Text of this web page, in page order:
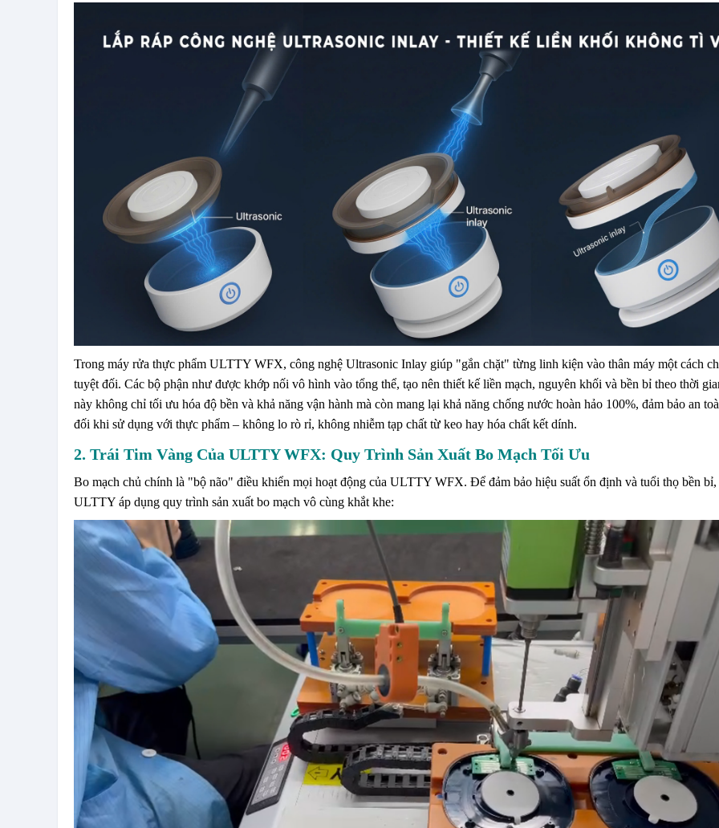
Trong máy rửa thực phẩm ULTTY WFX, công nghệ Ultrasonic Inlay giúp "gắn chặt" từng linh kiện vào thân máy một cách
tuyệt đối. Các bộ phận như được khớp nối vô hình vào tổng thể, tạo nên thiết kế liền mạch, nguyên khối và bền bỉ theo thời
này không chỉ tối ưu hóa độ bền và khả năng vận hành mà còn mang lại khả năng chống nước hoàn hảo 100%, đảm bảo an
đối khi sử dụng với thực phẩm – không lo rò rỉ, không nhiễm tạp chất từ keo hay hóa chất kết dính.
2. Trái Tim Vàng Của ULTTY WFX: Quy Trình Sản Xuất Bo Mạch Tối Ưu
Bo mạch chủ chính là "bộ não" điều khiển mọi hoạt động của ULTTY WFX. Để đảm bảo hiệu suất ổn định và tuổi thọ bền bỉ,
ULTTY áp dụng quy trình sản xuất bo mạch vô cùng khắt khe: